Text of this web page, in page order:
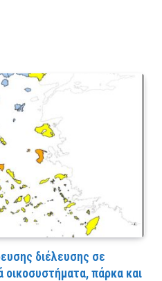
διέλευσης σε
οικοσυστήματα, πάρκα και